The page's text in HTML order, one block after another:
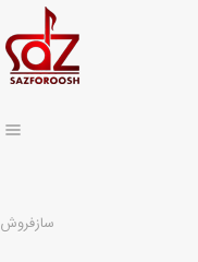
سازفروش